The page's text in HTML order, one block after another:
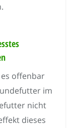
offenbar
im
nicht
dieses